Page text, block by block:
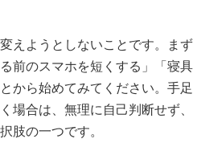
えようとしないことです。まず
前のスマホを短くする」「寝具
から始めてみてください。手足
場合は、無理に自己判断せず、
肢の一つです。